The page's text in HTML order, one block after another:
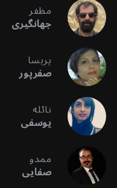
مظفر
جهانگیری
پریسا
صفرپور
نائله
یوسفی
ممدو
صفایی